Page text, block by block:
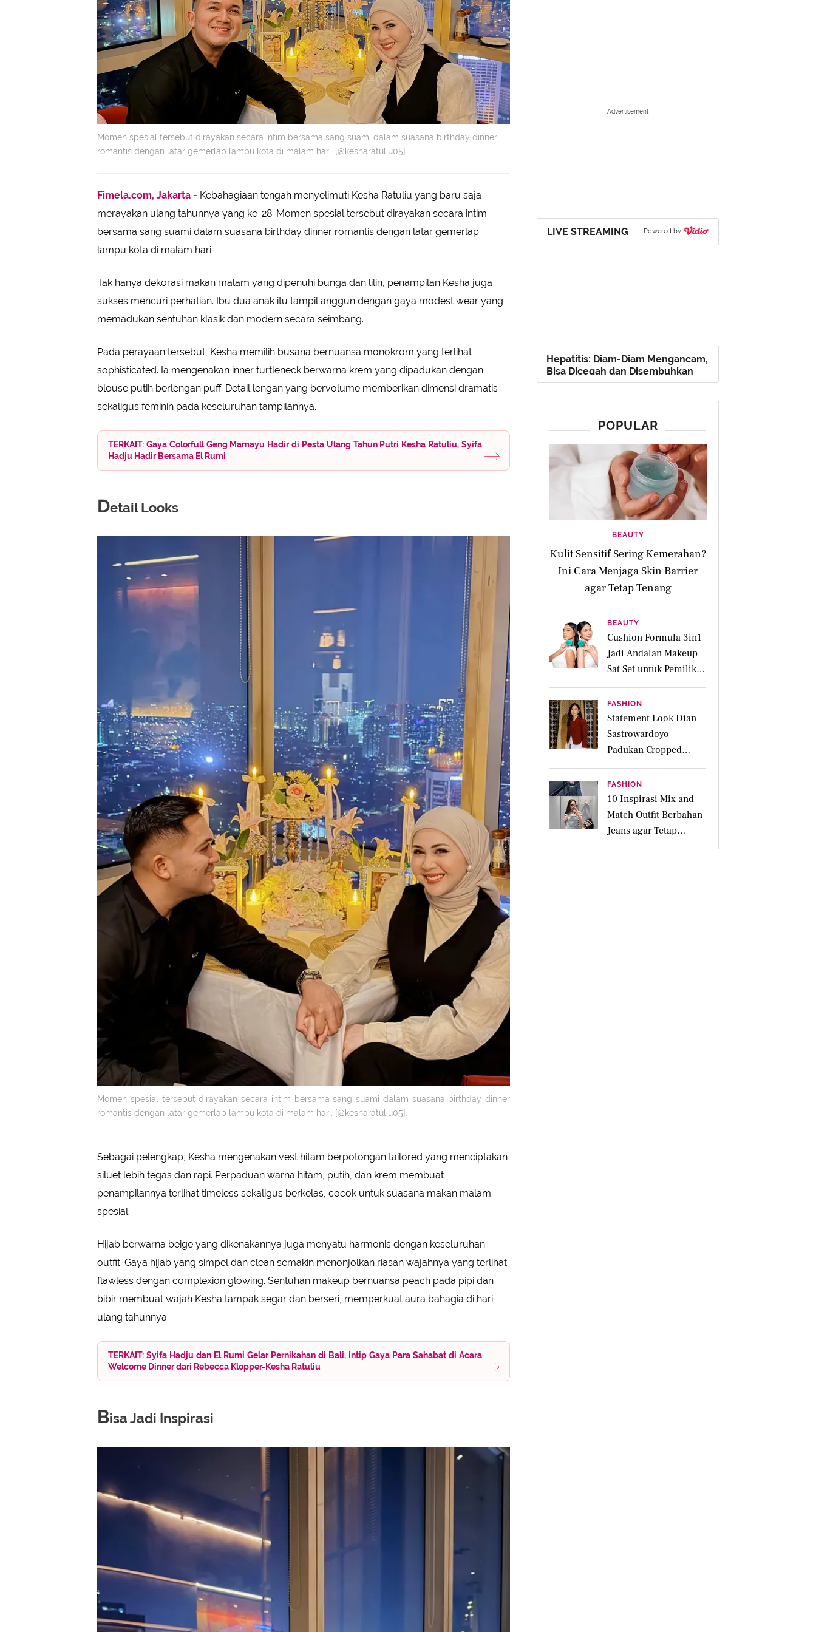
Momen spesial tersebut dirayakan secara intim bersama sang suami dalam suasana birthday dinner
romantis dengan latar gemerlap lampu kota di malam hari. [@kesharatuliu05].
Fimela.com, Jakarta - Kebahagiaan tengah menyelimuti Kesha Ratuliu yang baru saja
merayakan ulang tahunnya yang ke-28. Momen spesial tersebut dirayakan secara intim
bersama sang suami dalam suasana birthday dinner romantis dengan latar gemerlap
lampu kota di malam hari.
Tak hanya dekorasi makan malam yang dipenuhi bunga dan lilin, penampilan Kesha juga
sukses mencuri perhatian. Ibu dua anak itu tampil anggun dengan gaya modest wear yang
memadukan sentuhan klasik dan modern secara seimbang.
Pada perayaan tersebut, Kesha memilih busana bernuansa monokrom yang terlihat
sophisticated. Ia mengenakan inner turtleneck berwarna krem yang dipadukan dengan
blouse putih berlengan puff. Detail lengan yang bervolume memberikan dimensi dramatis
sekaligus feminin pada keseluruhan tampilannya.
TERKAIT: Gaya Colorfull Geng Mamayu Hadir di Pesta Ulang Tahun Putri Kesha Ratuliu, Syifa
Hadju Hadir Bersama El Rumi
Detail Looks
Momen spesial tersebut dirayakan secara intim bersama sang suami dalam suasana birthday dinner
romantis dengan latar gemerlap lampu kota di malam hari. [@kesharatuliu05].
Sebagai pelengkap, Kesha mengenakan vest hitam berpotongan tailored yang menciptakan
siluet lebih tegas dan rapi. Perpaduan warna hitam, putih, dan krem membuat
penampilannya terlihat timeless sekaligus berkelas, cocok untuk suasana makan malam
spesial.
Hijab berwarna beige yang dikenakannya juga menyatu harmonis dengan keseluruhan
outfit. Gaya hijab yang simpel dan clean semakin menonjolkan riasan wajahnya yang terlihat
flawless dengan complexion glowing. Sentuhan makeup bernuansa peach pada pipi dan
bibir membuat wajah Kesha tampak segar dan berseri, memperkuat aura bahagia di hari
ulang tahunnya.
TERKAIT: Syifa Hadju dan El Rumi Gelar Pernikahan di Bali, Intip Gaya Para Sahabat di Acara
Welcome Dinner dari Rebecca Klopper-Kesha Ratuliu
Bisa Jadi Inspirasi
Advertisement
LIVE STREAMING Powered by
Hepatitis: Diam-Diam Mengancam,
Bisa Dicegah dan Disembuhkan
POPULAR
BEAUTY
Kulit Sensitif Sering Kemerahan?
Ini Cara Menjaga Skin Barrier
agar Tetap Tenang
BEAUTY
Cushion Formula 3in1
Jadi Andalan Makeup
Sat Set untuk Pemilik
Kulit Acne Prone
FASHION
Statement Look Dian
Sastrowardoyo
Padukan Cropped
Beskap dan Ripped
Jeans, Hadirkan Pesona
Kartini yang Edgy
FASHION
10 Inspirasi Mix and
Match Outfit Berbahan
Jeans agar Tetap
Tampil Stylish